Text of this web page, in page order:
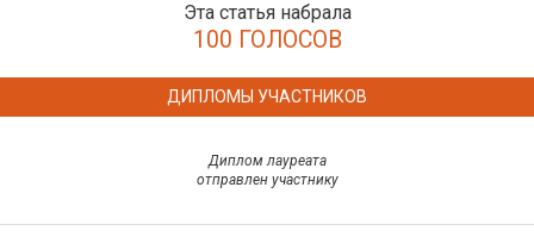
Эта статья набрала
100 ГОЛОСОВ
ДИПЛОМЫ УЧАСТНИКОВ
Диплом лауреата
отправлен участнику